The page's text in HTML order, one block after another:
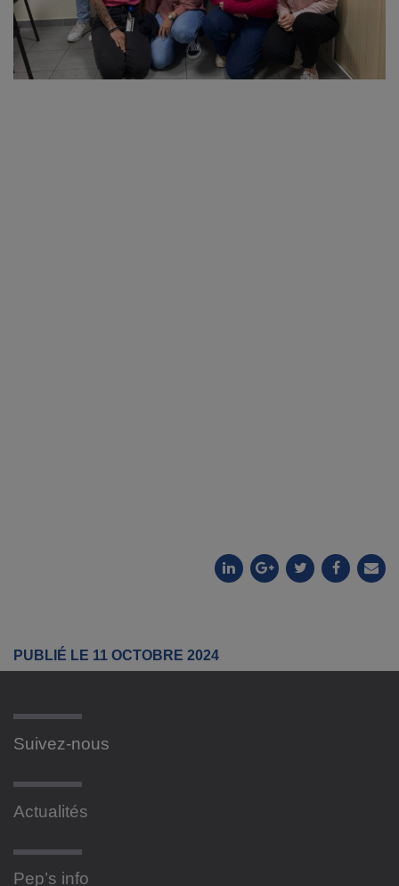
PUBLIÉ LE 11 OCTOBRE 2024
Suivez-nous
Actualités
Pep’s info